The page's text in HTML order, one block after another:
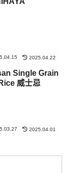
2025.04.22
Single Grain
威士忌
2025.04.01